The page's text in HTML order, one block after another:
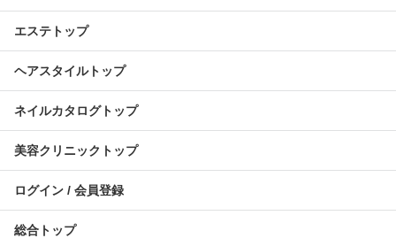
エステトップ
ヘアスタイルトップ
ネイルカタログトップ
美容クリニックトップ
ログイン / 会員登録
総合トップ